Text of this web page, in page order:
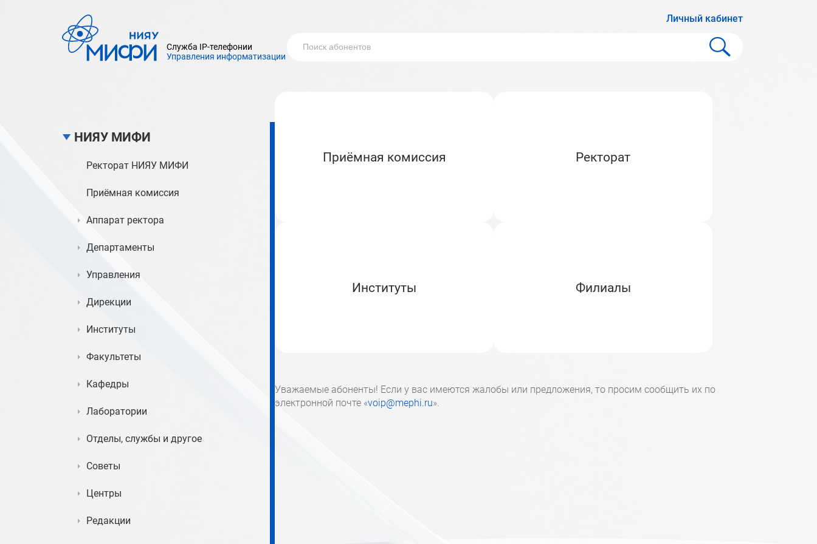
Служба IP-телефонии
Управления информатизации
Личный кабинет
НИЯУ МИФИ
Ректорат НИЯУ МИФИ
Приёмная комиссия
Аппарат ректора
Департаменты
Управления
Дирекции
Институты
Факультеты
Кафедры
Лаборатории
Отделы, службы и другое
Советы
Центры
Редакции
Приёмная комиссия Ректорат
Институты Филиалы
Уважаемые абоненты! Если у вас имеются жалобы или предложения, то просим сообщить их по
электронной почте «voip@mephi.ru».